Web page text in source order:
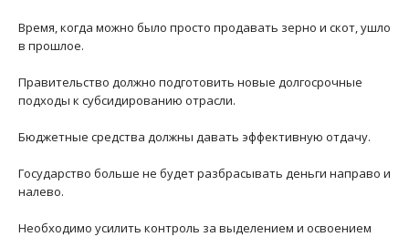
Время, когда можно было просто продавать зерно и скот, ушло
в прошлое.
Правительство должно подготовить новые долгосрочные
подходы к субсидированию отрасли.
Бюджетные средства должны давать эффективную отдачу.
Государство больше не будет разбрасывать деньги направо и
налево.
Необходимо усилить контроль за выделением и освоением